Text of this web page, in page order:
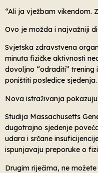
“Ali ja vježbam vikendom.
Ovo je možda i najvažniji
Svjetska zdravstvena
minuta fizičke aktivnosti
dovoljno “odraditi” trening
poništiti posledice sjedenja.
Nova istraživanja
Studija Massachusetts
dugotrajno sjedenje
udara i srčane
ispunjavaju preporuke o
Drugim riječima, ne